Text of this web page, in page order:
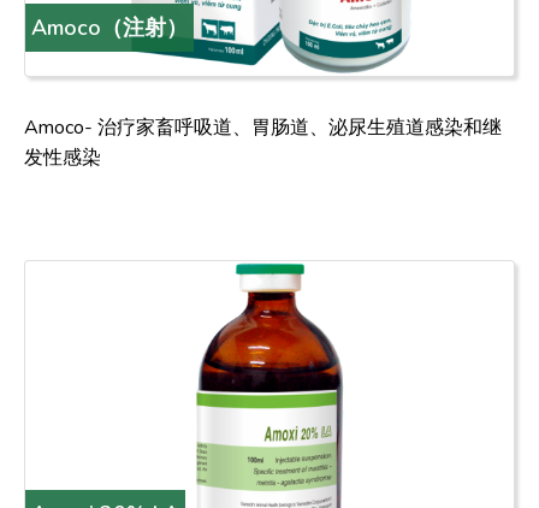
Amoco（注射）
Amoco- 治疗家畜呼吸道、胃肠道、泌尿生殖道感染和继
发性感染